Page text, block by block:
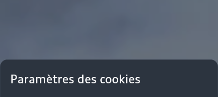
Paramètres des cookies